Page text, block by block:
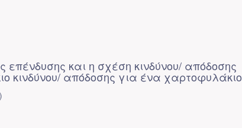
και η σχέση κινδύνου/ απόδοσης
κινδύνου/ απόδοσης για ένα χαρτοφυλάκιο
)